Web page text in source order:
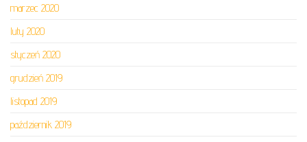
marzec 2020
luty 2020
styczeń 2020
grudzień 2019
listopad 2019
październik 2019